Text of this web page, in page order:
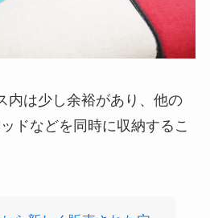
内は少し余裕があり、他の
ドなどを同時に収納するこ